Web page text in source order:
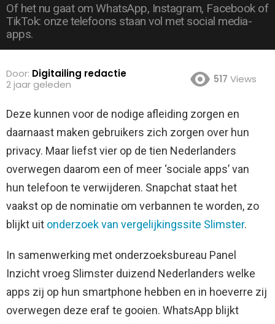
Of het nu gaat om WhatsApp, Instagram, Facebook of
TikTok: onze telefoons staan vol met social media-
apps.
Door: Digitailing redactie
2 jaar geleden
517 Views
Deze kunnen voor de nodige afleiding zorgen en
daarnaast maken gebruikers zich zorgen over hun
privacy. Maar liefst vier op de tien Nederlanders
overwegen daarom een of meer ‘sociale apps’ van
hun telefoon te verwijderen. Snapchat staat het
vaakst op de nominatie om verbannen te worden, zo
blijkt uit onderzoek van vergelijkingssite Slimster.
In samenwerking met onderzoeksbureau Panel
Inzicht vroeg Slimster duizend Nederlanders welke
apps zij op hun smartphone hebben en in hoeverre zij
overwegen deze eraf te gooien. WhatsApp blijkt